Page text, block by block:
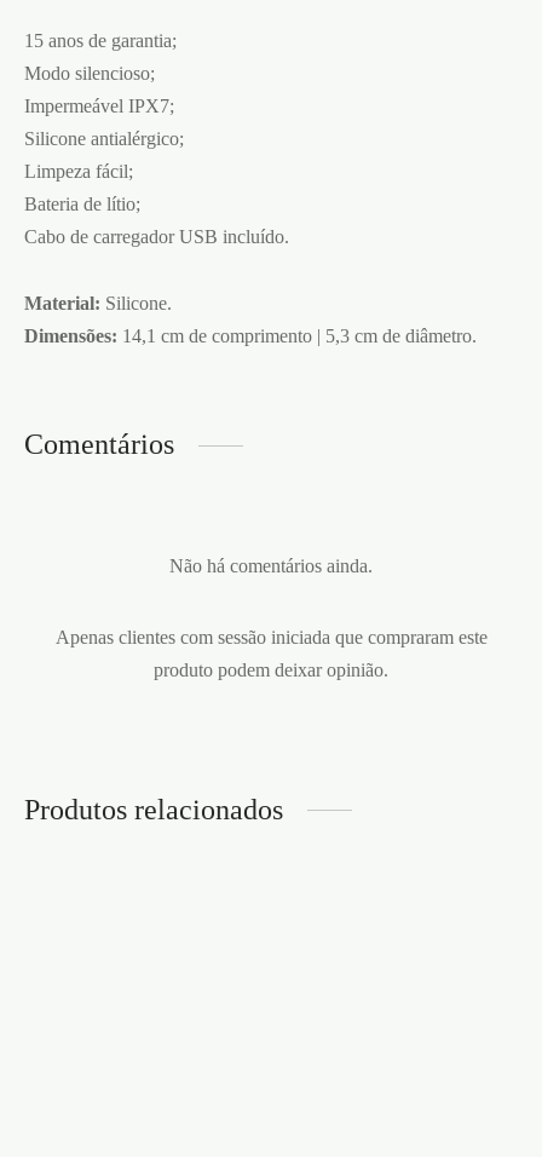
15 anos de garantia;
Modo silencioso;
Impermeável IPX7;
Silicone antialérgico;
Limpeza fácil;
Bateria de lítio;
Cabo de carregador USB incluído.
Material: Silicone.
Dimensões: 14,1 cm de comprimento | 5,3 cm de diâmetro.
Comentários
Não há comentários ainda.
Apenas clientes com sessão iniciada que compraram este
produto podem deixar opinião.
Produtos relacionados